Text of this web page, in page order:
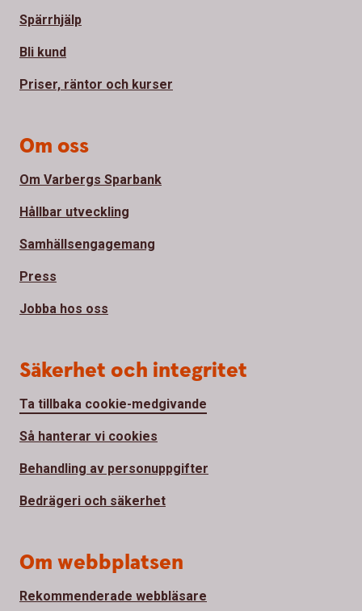
Spärrhjälp
Bli kund
Priser, räntor och kurser
Om oss
Om Varbergs Sparbank
Hållbar utveckling
Samhällsengagemang
Press
Jobba hos oss
Säkerhet och integritet
Ta tillbaka cookie-medgivande
Så hanterar vi cookies
Behandling av personuppgifter
Bedrägeri och säkerhet
Om webbplatsen
Rekommenderade webbläsare